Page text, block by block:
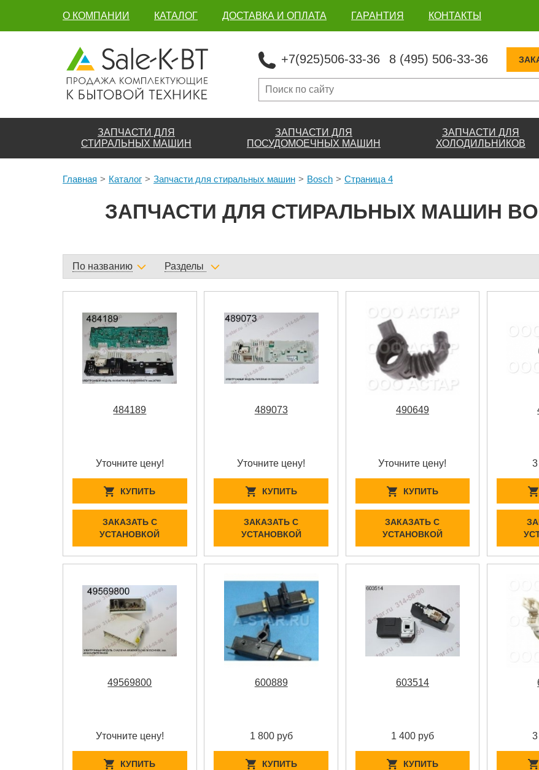
О КОМПАНИИ КАТАЛОГ ДОСТАВКА И ОПЛАТА ГАРАНТИЯ КОНТАКТЫ
+7(925)506-33-36 8 (495) 506-33-36
ЗАПЧАСТИ ДЛЯ
СТИРАЛЬНЫХ МАШИН
ЗАПЧАСТИ ДЛЯ
ПОСУДОМОЕЧНЫХ МАШИН
ЗАПЧАСТИ ДЛЯ
ХОЛОДИЛЬНИКОВ
Главная Каталог Запчасти для стиральных машин Bosch Страница 4
ЗАПЧАСТИ ДЛЯ СТИРАЛЬНЫХ МАШИН
По названию Разделы
484189
Уточните цену!
КУПИТЬ
ЗАКАЗАТЬ С
УСТАНОВКОЙ
489073
Уточните цену!
КУПИТЬ
ЗАКАЗАТЬ С
УСТАНОВКОЙ
490649
Уточните цену!
КУПИТЬ
ЗАКАЗАТЬ С
УСТАНОВКОЙ
49569800
Уточните цену!
КУПИТЬ
600889
1 800 руб
КУПИТЬ
603514
1 400 руб
КУПИТЬ